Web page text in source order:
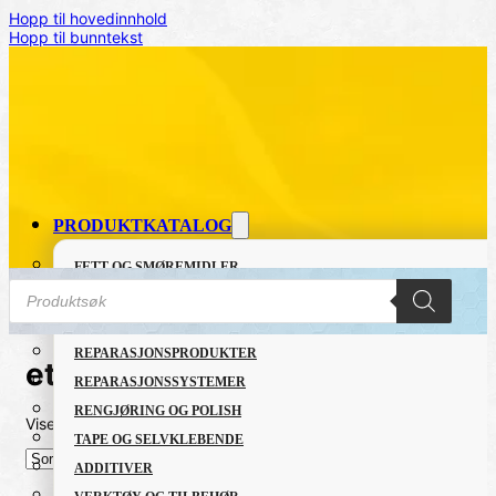
Hopp til hovedinnhold
Hopp til bunntekst
PRODUKTKATALOG
FETT OG SMØREMIDLER
GRUNNING OG LAKK
LIM OG TETTEMASSER
REPARASJONSPRODUKTER
REPARASJONSSYSTEMER
RENGJØRING OG POLISH
TAPE OG SELVKLEBENDE
ADDITIVER
Products
search
etch
Viser det ene resultatet